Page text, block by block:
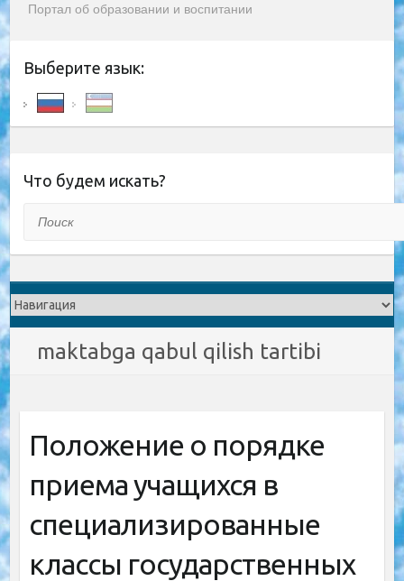
Портал об образовании и воспитании
Выберите язык:
Что будем искать?
maktabga qabul qilish tartibi
Положение о порядке
приема учащихся в
специализированные
классы государственных